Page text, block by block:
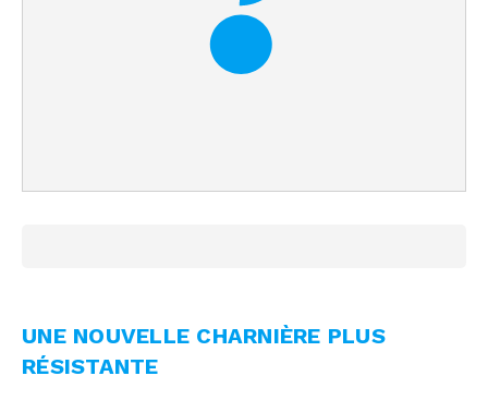
UNE NOUVELLE CHARNIÈRE PLUS
RÉSISTANTE